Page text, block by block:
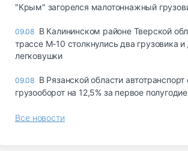
"Крым" загорелся малотоннажный
09.08 В Калининском районе Тверской
трассе М-10 столкнулись два грузовика и
легковушки
09.08 В Рязанской области автотранспорт
грузооборот на 12,5% за первое полугодие
Все новости